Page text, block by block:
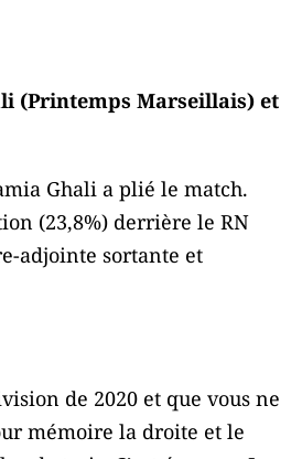
(Printemps Marseillais) et
Ghali a plié le match.
(23,8%) derrière le RN
adjointe sortante et
de 2020 et que vous ne
mémoire la droite et le